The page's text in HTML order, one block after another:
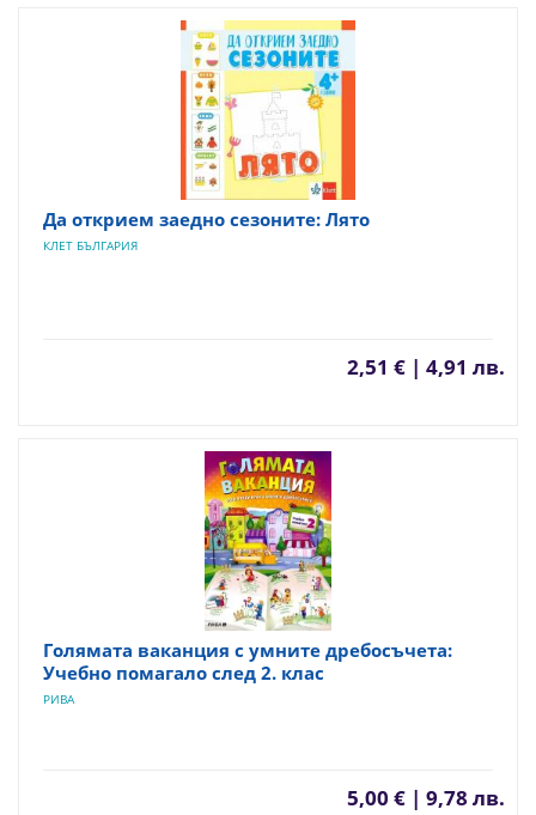
Да открием заедно сезоните: Лято
КЛЕТ БЪЛГАРИЯ
2,51 € | 4,91 лв.
Голямата ваканция с умните дребосъчета:
Учебно помагало след 2. клас
РИВА
5,00 € | 9,78 лв.